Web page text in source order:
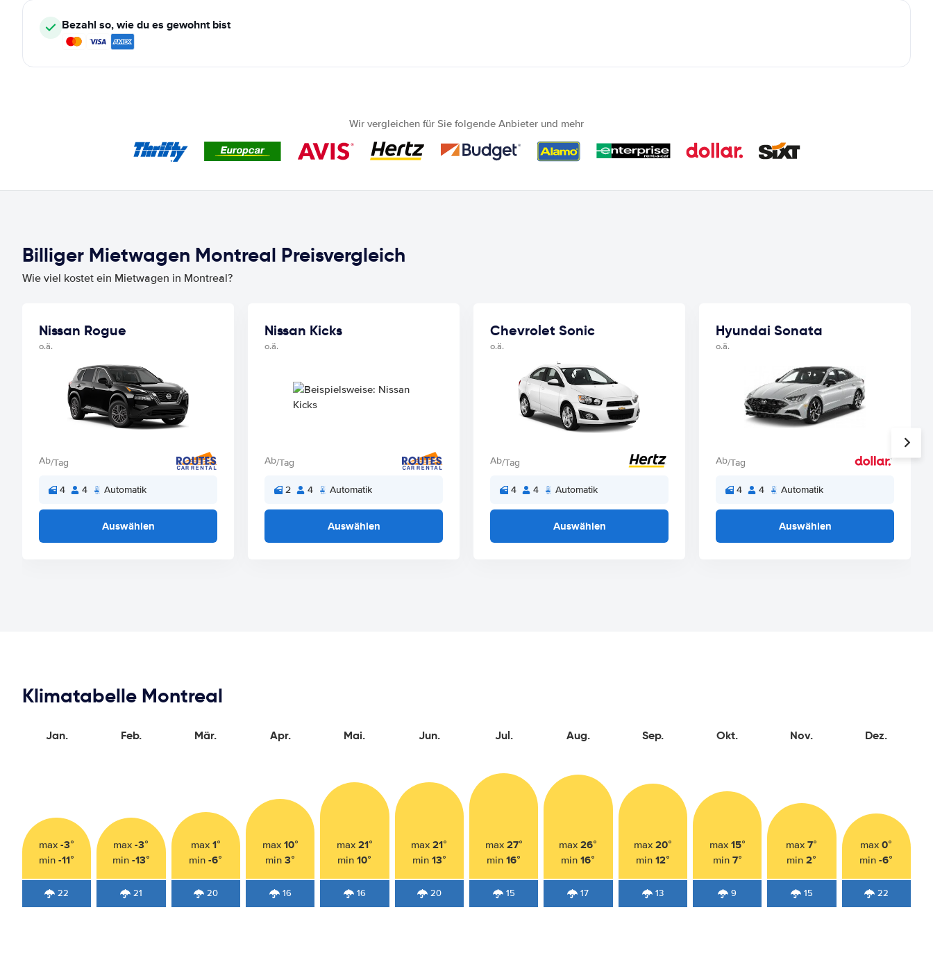
Bezahl so, wie du es gewohnt bist
Wir vergleichen für Sie folgende Anbieter und mehr
Billiger Mietwagen Montreal Preisvergleich
Wie viel kostet ein Mietwagen in Montreal?
Nissan Rogue
o.ä.
Ab/Tag
4 4 Automatik
Auswählen
Nissan Kicks
o.ä.
Ab/Tag
2 4 Automatik
Auswählen
Chevrolet Sonic
o.ä.
Ab/Tag
4 4 Automatik
Auswählen
Hyundai Sonata
o.ä.
Ab/Tag
4 4 Automatik
Auswählen
Klimatabelle Montreal
Jan.
max-3°
min-11°
22
Feb.
max-3°
min -13°
21
Mär.
max 1°
min-6°
20
Apr.
max 10°
min3°
16
Mai.
max 21°
min10°
16
Jun.
max21°
min 13°
20
Jul.
max 27°
min16°
15
Aug.
max26°
min16°
17
Sep.
max 20°
min 12°
13
Okt.
max 15°
min 7°
9
Nov.
max7°
min2°
15
Dez.
max0°
min-6°
22